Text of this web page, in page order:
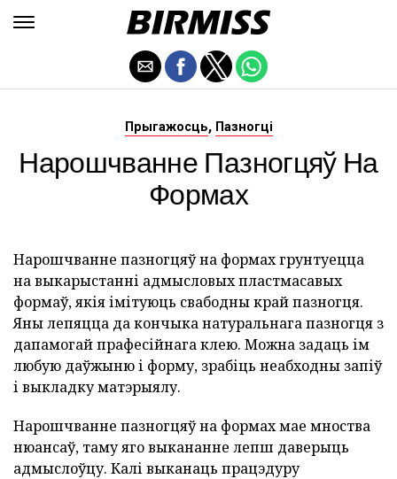
Прыгажосць, Пазногці
Нарошчванне Пазногцяў На
Формах
Нарошчванне пазногцяў на формах грунтуецца
на выкарыстанні адмысловых пластмасавых
формаў, якія імітуюць свабодны край пазногця.
Яны лепяцца да кончыка натуральнага пазногця з
дапамогай прафесійнага клею. Можна задаць ім
любую даўжыню і форму, зрабіць неабходны запіў
і выкладку матэрыялу.
Нарошчванне пазногцяў на формах мае мноства
нюансаў, таму яго выкананне лепш даверыць
адмыслоўцу. Калі выканаць працэдуру